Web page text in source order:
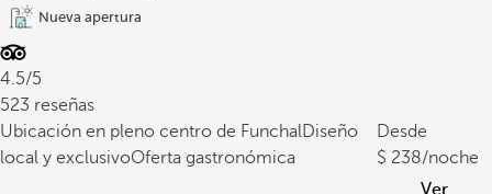
Nueva apertura
4.5/5
523 reseñas
Ubicación en pleno centro de FunchalDiseño
local y exclusivoOferta gastronómica
Desde
238/noche
Ver